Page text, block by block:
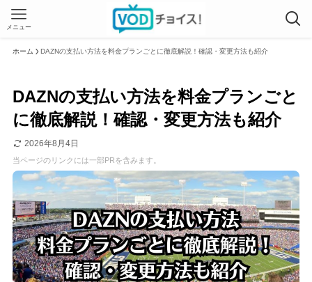
メニュー
ホーム DAZNの支払い方法を料金プランごとに徹底解説！確認・変更方法も紹介
DAZNの支払い方法を料金プランごと
に徹底解説！確認・変更方法も紹介
2026年8月4日
当ページのリンクには一部PRを含みます。